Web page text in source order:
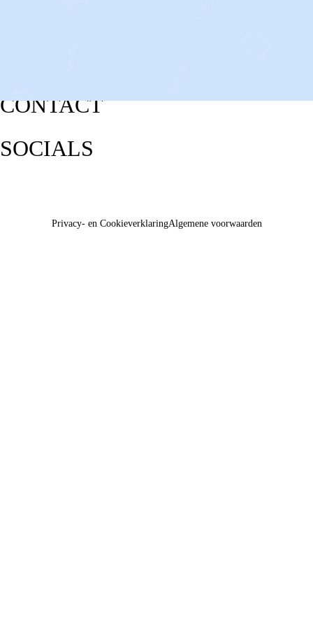
CONTACT
SOCIALS
Privacy- en CookieverklaringAlgemene voorwaarden